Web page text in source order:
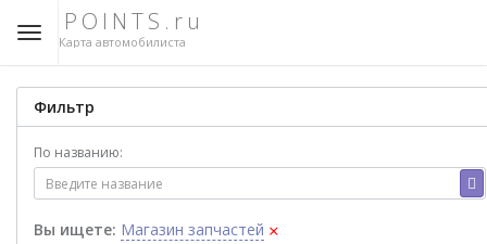
POINTS.ru
Карта автомобилиста
Фильтр
По названию:
Вы ищете: Магазин запчастей ×